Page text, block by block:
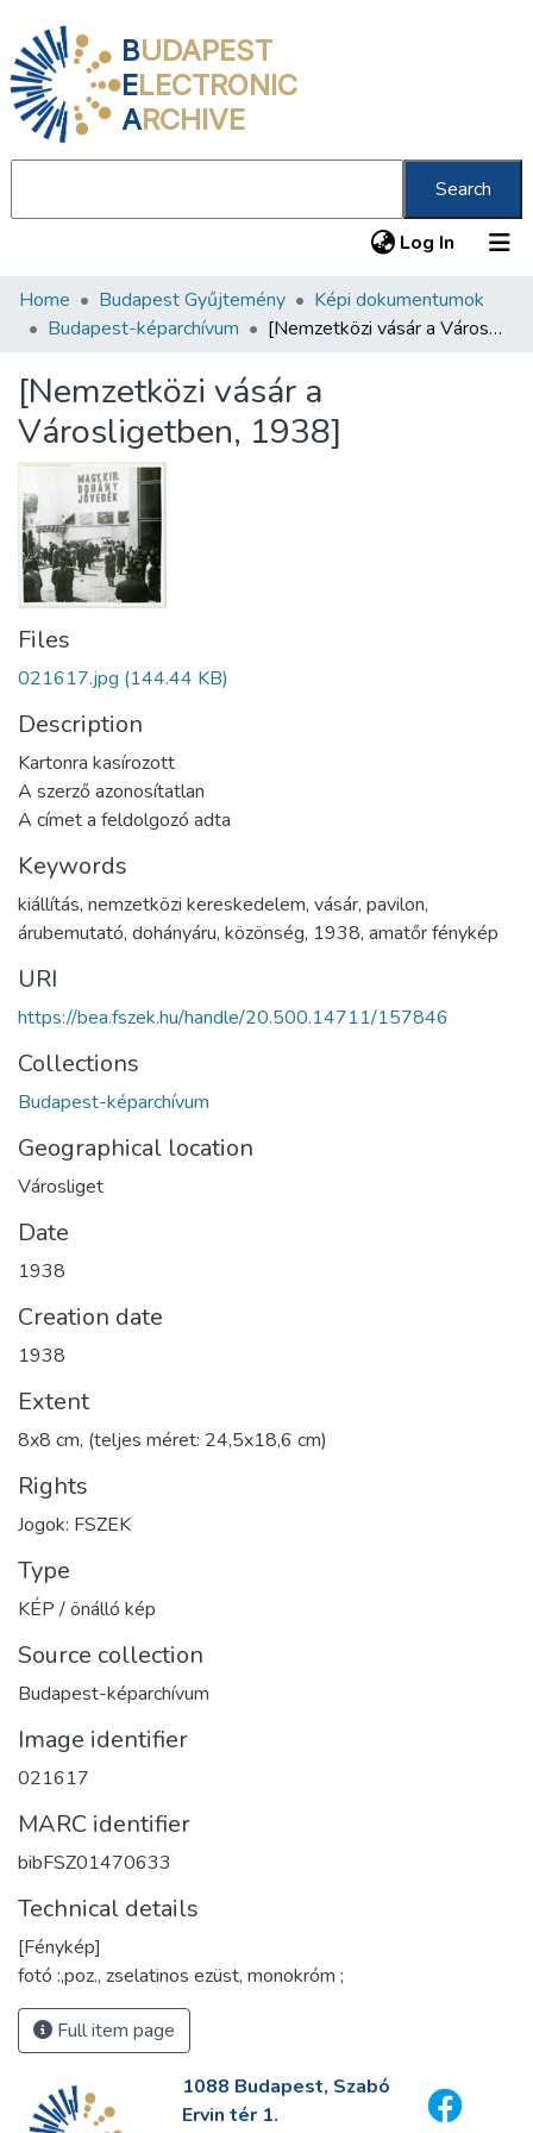
BUDAPEST
ELECTRONIC
ARCHIVE
Search
Log In (current)
Communities & Collections
Statistics
About us
Home Budapest Gyűjtemény
Képi dokumentumok
Budapest-képarchívum
[Nemzetközi vásár a Városligetben, 1938]
[Nemzetközi vásár a
Városligetben, 1938]
Files
021617.jpg (144.44 KB)
Description
Kartonra kasírozott
A szerző azonosítatlan
A címet a feldolgozó adta
Keywords
kiállítás, nemzetközi kereskedelem, vásár, pavilon,
árubemutató, dohányáru, közönség, 1938, amatőr fénykép
URI
https://bea.fszek.hu/handle/20.500.14711/157846
Collections
Budapest-képarchívum
Geographical location
Városliget
Date
1938
Creation date
1938
Extent
8x8 cm, (teljes méret: 24,5x18,6 cm)
Rights
Jogok: FSZEK
Type
KÉP / önálló kép
Source collection
Budapest-képarchívum
Image identifier
021617
MARC identifier
bibFSZ01470633
Technical details
[Fénykép]
fotó :,poz., zselatinos ezüst, monokróm ;
Full item page
1088 Budapest, Szabó
Ervin tér 1.